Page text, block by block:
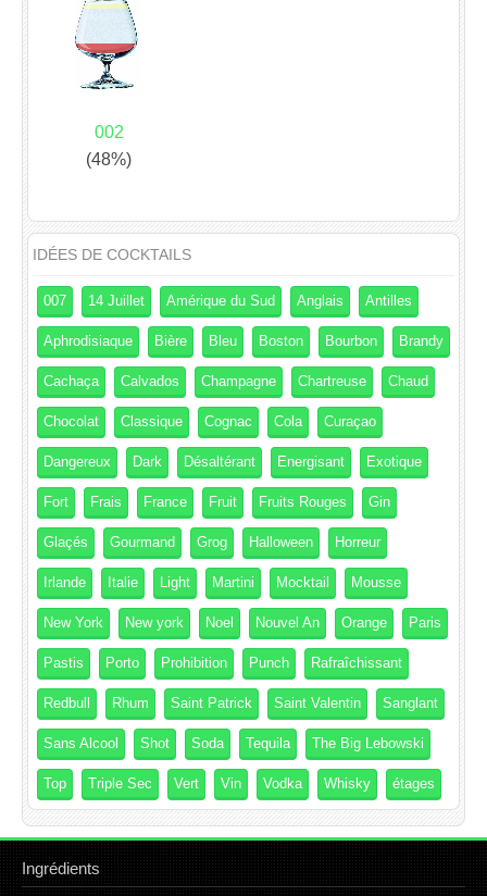
002
(48%)
IDÉES DE COCKTAILS
007 14 Juillet Amérique du Sud Anglais Antilles
Aphrodisiaque Bière Bleu Boston Bourbon Brandy
Cachaça Calvados Champagne Chartreuse Chaud
Chocolat Classique Cognac Cola Curaçao
Dangereux Dark Désaltérant Energisant Exotique
Fort Frais France Fruit Fruits Rouges Gin
Glaçés Gourmand Grog Halloween Horreur
Irlande Italie Light Martini Mocktail Mousse
New York New york Noel Nouvel An Orange Paris
Pastis Porto Prohibition Punch Rafraîchissant
Redbull Rhum Saint Patrick Saint Valentin Sanglant
Sans Alcool Shot Soda Tequila The Big Lebowski
Top Triple Sec Vert Vin Vodka Whisky étages
Ingrédients